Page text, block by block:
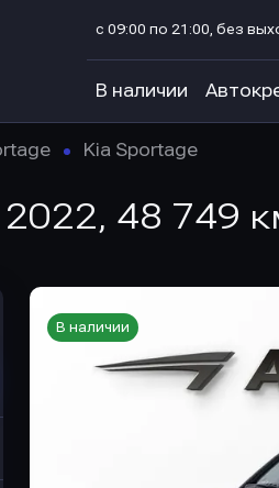
с 09:00 по 21:00, без
В наличии
Kia Sportage
2022, 48 749
В наличии